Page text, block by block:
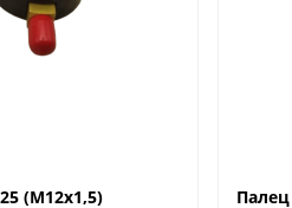
(М12х1,5)